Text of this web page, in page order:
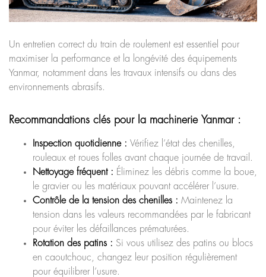
Un entretien correct du train de roulement est essentiel pour
maximiser la performance et la longévité des équipements
Yanmar, notamment dans les travaux intensifs ou dans des
environnements abrasifs.
Recommandations clés pour la machinerie Yanmar :
Inspection quotidienne : Vérifiez l’état des chenilles,
rouleaux et roues folles avant chaque journée de travail.
Nettoyage fréquent : Éliminez les débris comme la boue,
le gravier ou les matériaux pouvant accélérer l’usure.
Contrôle de la tension des chenilles : Maintenez la
tension dans les valeurs recommandées par le fabricant
pour éviter les défaillances prématurées.
Rotation des patins : Si vous utilisez des patins ou blocs
en caoutchouc, changez leur position régulièrement
pour équilibrer l’usure.